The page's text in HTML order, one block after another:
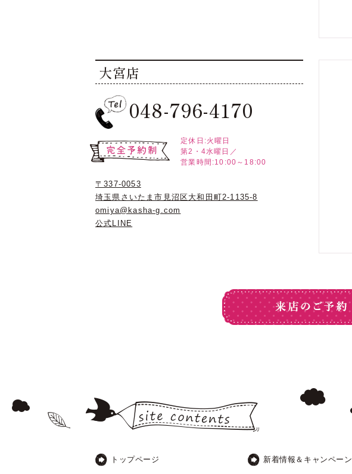
大宮店
048-796-4170
定休日:火曜日
第2・4水曜日／
営業時間:10:00～18:00
〒337-0053
埼玉県さいたま市見沼区大和田町2-1135-8
omiya@kasha-g.com
公式LINE
トップページ 新着情報＆キャンペーン